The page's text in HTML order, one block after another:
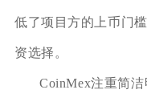
低了项目方的上币门
资选择。
CoinMex注重简